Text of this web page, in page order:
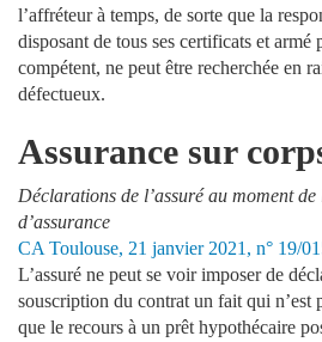
l’affréteur à temps, de sorte que la
disposant de tous ses certificats et armé
compétent, ne peut être recherchée en
défectueux.
Assurance sur
Déclarations de l’assuré au moment
d’assurance
CA Toulouse, 21 janvier 2021, n° 19/
L’assuré ne peut se voir imposer de
souscription du contrat un fait qui n’est
que le recours à un prêt hypothécaire